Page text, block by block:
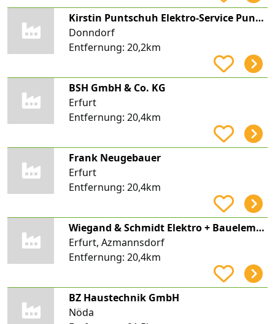
Kirstin Puntschuh Elektro-Service Puntschuh
Donndorf
Entfernung: 20,2km
BSH GmbH & Co. KG
Erfurt
Entfernung: 20,4km
Frank Neugebauer
Erfurt
Entfernung: 20,4km
Wiegand & Schmidt Elektro + Bauelemente GmbH
Erfurt, Azmannsdorf
Entfernung: 20,4km
BZ Haustechnik GmbH
Nöda